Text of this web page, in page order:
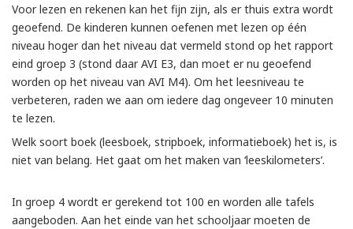
Voor lezen en rekenen kan het fijn zijn, als er thuis extra wordt
geoefend. De kinderen kunnen oefenen met lezen op één
niveau hoger dan het niveau dat vermeld stond op het rapport
eind groep 3 (stond daar AVI E3, dan moet er nu geoefend
worden op het niveau van AVI M4). Om het leesniveau te
verbeteren, raden we aan om iedere dag ongeveer 10 minuten
te lezen.
Welk soort boek (leesboek, stripboek, informatieboek) het is, is
niet van belang. Het gaat om het maken van ‘leeskilometers’.
In groep 4 wordt er gerekend tot 100 en worden alle tafels
aangeboden. Aan het einde van het schooljaar moeten de